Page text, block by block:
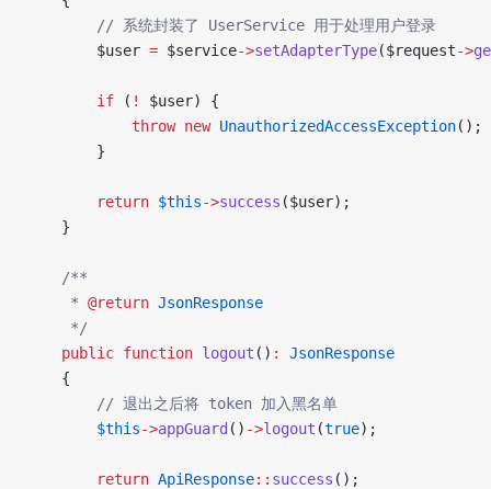
        // 系统封装了 UserService 用于处理用户登录
        $user
= $service->setAdapterType($request->
        if
( !
$user) {
            throw
new UnauthorizedAccessException();
        }
        return
$this->success ($user);
    }
    /**
     *
@return JsonResponse
     */
    public
function logout () :
JsonResponse
    {
        // 退出之后将 token 加入黑名单
        $this
->appGuard () ->logout (true);
        return
ApiResponse:: success ();